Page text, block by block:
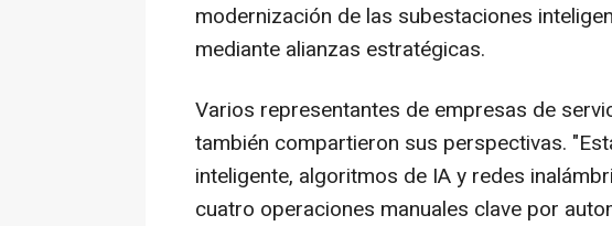
modernización de las subestaciones
mediante alianzas estratégicas.
Varios representantes de empresas de
también compartieron sus perspectivas.
inteligente, algoritmos de IA y redes
cuatro operaciones manuales clave por